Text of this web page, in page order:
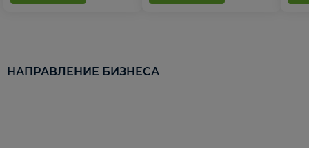
НАПРАВЛЕНИЕ БИЗНЕСА